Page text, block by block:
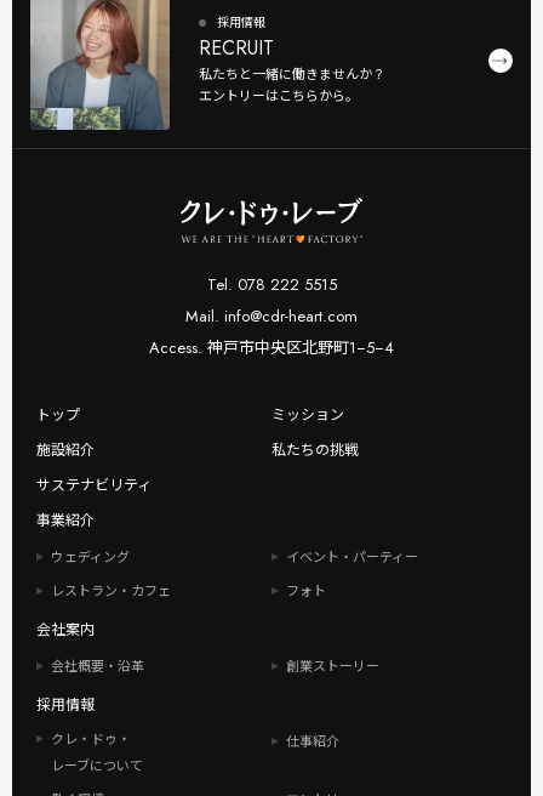
採用情報
RECRUIT
私たちと一緒に働きませんか？
エントリーはこちらから。
Tel. 078 222 5515
Mail. info@cdr-heart.com
Access. 神戸市中央区北野町1−5−4
トップ
ミッション
施設紹介
私たちの挑戦
サステナビリティ
事業紹介
ウェディング
イベント・パーティー
レストラン・カフェ
フォト
会社案内
会社概要・沿革 創業ストーリー
採用情報
クレ・ドゥ・
レーブについて
仕事紹介